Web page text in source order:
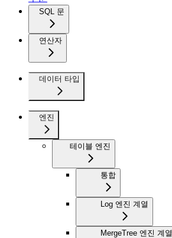
SQL 문
연산자
데이터 타입
엔진
테이블 엔진
통합
Log 엔진 계열
MergeTree 엔진 계열